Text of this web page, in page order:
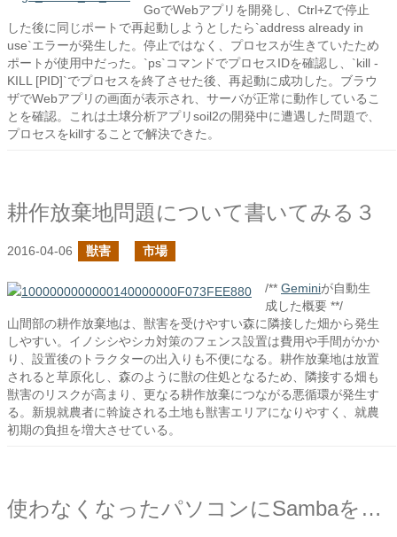
GoでWebアプリを開発し、Ctrl+Zで停止
した後に同じポートで再起動しようとしたら`address already in
use`エラーが発生した。停止ではなく、プロセスが生きていたため
ポートが使用中だった。`ps`コマンドでプロセスIDを確認し、`kill -
KILL [PID]`でプロセスを終了させた後、再起動に成功した。ブラウ
ザでWebアプリの画面が表示され、サーバが正常に動作しているこ
とを確認。これは土壌分析アプリsoil2の開発中に遭遇した問題で、
プロセスをkillすることで解決できた。
耕作放棄地問題について書いてみる３
2016-04-06 獣害 市場
/** Geminiが自動生
成した概要 **/
山間部の耕作放棄地は、獣害を受けやすい森に隣接した畑から発生
しやすい。イノシシやシカ対策のフェンス設置は費用や手間がかか
り、設置後のトラクターの出入りも不便になる。耕作放棄地は放置
されると草原化し、森のように獣の住処となるため、隣接する畑も
獣害のリスクが高まり、更なる耕作放棄につながる悪循環が発生す
る。新規就農者に斡旋される土地も獣害エリアになりやすく、就農
初期の負担を増大させている。
使わなくなったパソコンにSambaを入れて、ファイル共有用のサーバを構築してみた